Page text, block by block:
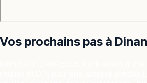
Vos prochains pas à Dinan